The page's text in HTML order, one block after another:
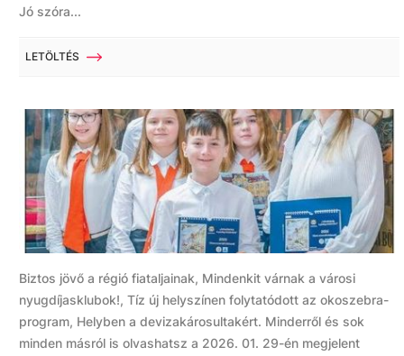
Jó szóra...
LETÖLTÉS
Biztos jövő a régió fiataljainak, Mindenkit várnak a városi
nyugdíjasklubok!, Tíz új helyszínen folytatódott az okoszebra-
program, Helyben a devizakárosultakért. Minderről és sok
minden másról is olvashatsz a 2026. 01. 29-én megjelent